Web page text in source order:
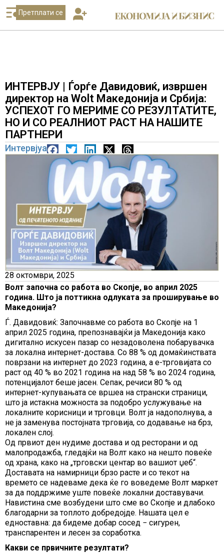
Претплати се
ИНТЕРВЈУ | Ѓорѓе Давидовиќ, извршен
директор на Wolt Македонија и Србија:
УСПЕХОТ ГО МЕРИМЕ СО РЕЗУЛТАТИТЕ,
НО И СО РЕАЛНИОТ РАСТ НА НАШИТЕ
ПАРТНЕРИ
Интервјуа
28 октомври, 2025
Волт започна со работа во Скопјe, во април 2025
година. Што ја поттикна одлуката за проширување во
Македонија?
Ѓ. Давидовиќ: Започнавме со работа во Скопјe на 1
април 2025 година, препознавајќи ја Македонија како
дигитално искусен пазар со незадоволена побарувачка
за локална интернет-достава. Со 88 % од домаќинствата
поврзани на интернет до 2023 година, а е-трговијата со
раст од 40 % во 2021 година на над 58 % во 2024 година,
потенцијалот беше јасен. Сепак, речиси 80 % од
интернет-купувањата се вршеа на странски страници,
што ја истакна можноста за подобро услужување на
локалните корисници и трговци. Волт ја надополнува, а
не ја заменува постојната трговија, со додавање на брз,
локален слој.
Од првиот ден нудиме достава и од ресторани и од
малопродажба, гледајќи на Волт како на нешто повеќе
од храна, како на „трговски центар во вашиот џеб“.
Доставата на намирници брзо расте и со текот на
времето се надеваме дека ќе го воведеме Волт маркет
за да поддржиме уште повеќе локални доставувачи.
Навистина сме возбудени што сме во Скопје и длабоко
благодарни за топлото добредојде. Нашата цел е
едноставна: да бидеме добар сосед − сигурен,
транспарентен и лесен за соработка.
Какви се првичните резултати?